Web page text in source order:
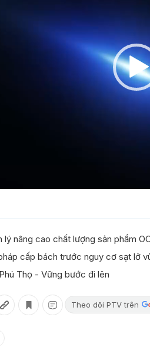
lý nâng cao chất lượng sản phẩm
cấp bách trước nguy cơ sạt lở
Thọ - Vững bước đi lên
Theo dõi PTV trên